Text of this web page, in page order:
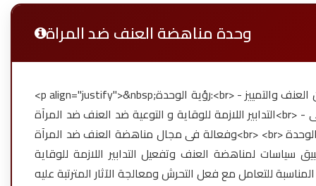
وحدة مناهضة العنف ضد المراة
<p align="justify">&nbsp;رؤية الوحدة:<br> - خلق مجتمع اكاديمى وعملى يتسم بالسلمية والزمالة ويخلو من العنف والتمييز<br> - أتخاذ
التدابير اللازمة للوقاية و التوعية ضد العنف ضد المرآة<br> - نشر ثقافة الآحترام والمساواة فى المجتمع الجامعى<br> - بناء كوادر مدربة
وفعالة فى مجال مناهضة العنف ضد المرآة<br> <br> رسالة الوحدة:<br> توفير بيئة تعليمية يخطى فيها أعضاء هيئة الىتدريس والعاملين
سياسات لمناهضة العنف وتفعيل التدابير اللازمة للوقاية